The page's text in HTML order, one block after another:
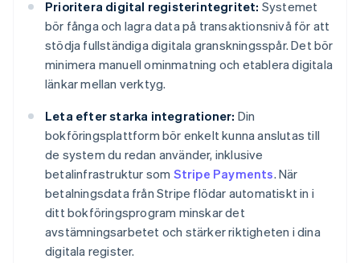
Prioritera digital registerintegritet: Systemet
bör fånga och lagra data på transaktionsnivå för att
stödja fullständiga digitala granskningsspår. Det bör
minimera manuell ominmatning och etablera digitala
länkar mellan verktyg.
Leta efter starka integrationer: Din
bokföringsplattform bör enkelt kunna anslutas till
de system du redan använder, inklusive
betalinfrastruktur som Stripe Payments. När
betalningsdata från Stripe flödar automatiskt in i
ditt bokföringsprogram minskar det
avstämningsarbetet och stärker riktigheten i dina
digitala register.